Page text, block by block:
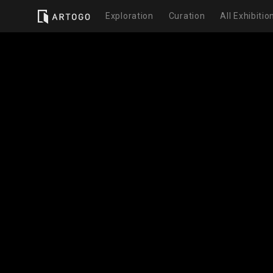
Exploration Curation All